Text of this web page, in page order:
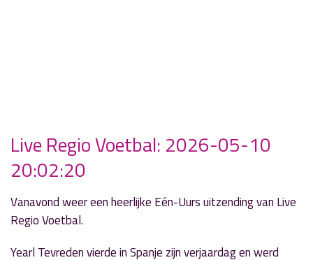
Live Regio Voetbal: 2026-05-10
20:02:20
Vanavond weer een heerlijke Eén-Uurs uitzending van Live
Regio Voetbal.
Yearl Tevreden vierde in Spanje zijn verjaardag en werd